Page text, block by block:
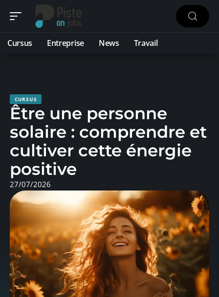
Cursus Entreprise News Travail
CURSUS
Être une personne
solaire : comprendre et
cultiver cette énergie
positive
27/07/2026